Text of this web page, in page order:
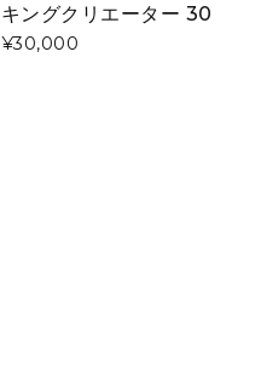
キングクリエーター 30
¥30,000